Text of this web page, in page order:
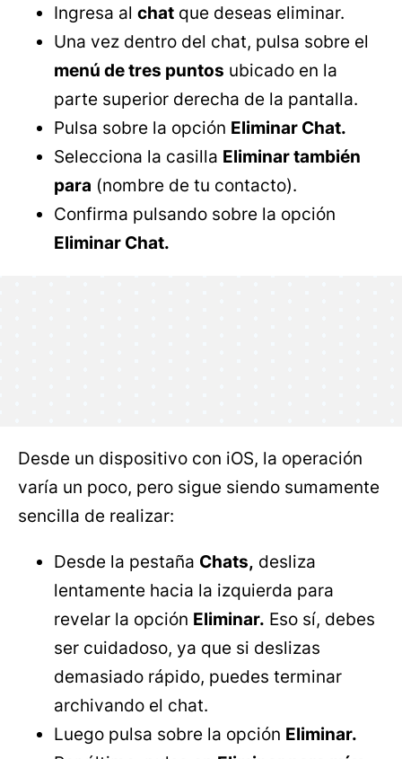
Ingresa al chat que deseas eliminar.
Una vez dentro del chat, pulsa sobre el
menú de tres puntos ubicado en la
parte superior derecha de la pantalla.
Pulsa sobre la opción Eliminar Chat.
Selecciona la casilla Eliminar también
para (nombre de tu contacto).
Confirma pulsando sobre la opción
Eliminar Chat.
Desde un dispositivo con iOS, la operación
varía un poco, pero sigue siendo sumamente
sencilla de realizar:
Desde la pestaña Chats, desliza
lentamente hacia la izquierda para
revelar la opción Eliminar. Eso sí, debes
ser cuidadoso, ya que si deslizas
demasiado rápido, puedes terminar
archivando el chat.
Luego pulsa sobre la opción Eliminar.